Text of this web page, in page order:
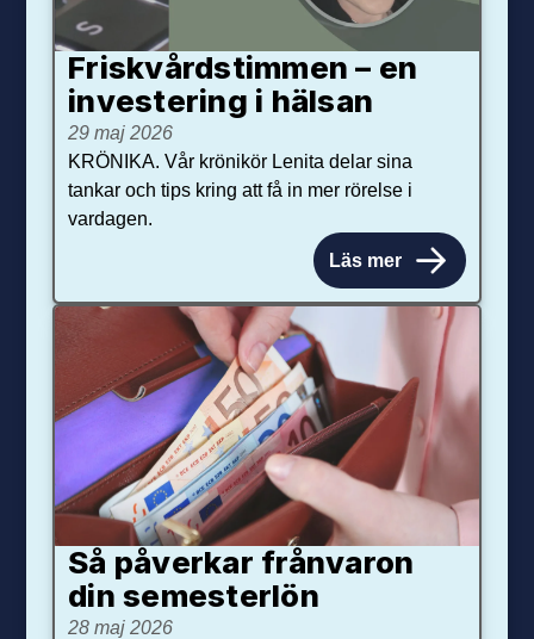
Friskvårdstimmen – en
investering i hälsan
29 maj 2026
KRÖNIKA. Vår krönikör Lenita delar sina
tankar och tips kring att få in mer rörelse i
vardagen.
Läs mer
Så påverkar från­varon
din semester­lön
28 maj 2026